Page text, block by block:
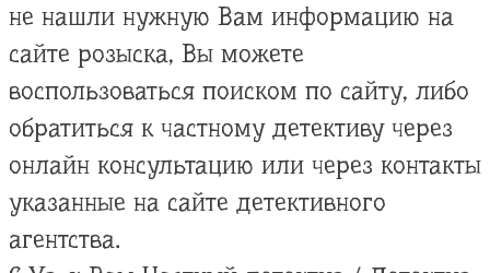
не нашли нужную Вам информацию на
сайте розыска, Вы можете
воспользоваться поиском по сайту, либо
обратиться к частному детективу через
онлайн консультацию или через контакты
указанные на сайте детективного
агентства.